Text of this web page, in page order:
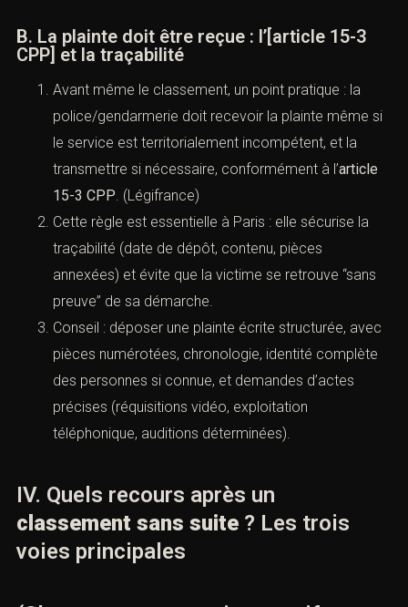
un recours utile.
Réflexe ACI : obtenir et conserver la
lettre/notification, puis analyser : 1) motif annoncé,
2) pièces manquantes, 3) actes non réalisés, 4)
opportunité invoquée, 5) options procédurales
réalistes.
B. La plainte doit être reçue : l’[article 15-3
CPP] et la traçabilité
Avant même le classement, un point pratique : la
police/gendarmerie doit recevoir la plainte même
si le service est territorialement incompétent, et la
transmettre si nécessaire, conformément à l’article
15-3 CPP. (Légifrance)
Cette règle est essentielle à Paris : elle sécurise la
traçabilité (date de dépôt, contenu, pièces
preuve” de sa démarche.
Conseil : déposer une plainte écrite structurée,
complète des personnes si connue, et demandes